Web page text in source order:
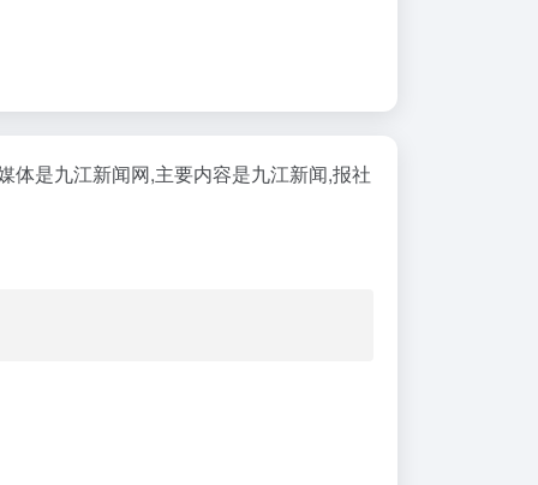
体是九江新闻网,主要内容是九江新闻,报社